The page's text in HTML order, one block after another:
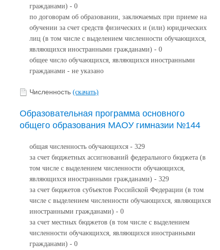
гражданами) - 0
по договорам об образовании, заключаемых при приеме на
обучении за счет средств физических и (или) юридических
лиц (в том числе с выделением численности обучающихся,
являющихся иностранными гражданами) - 0
общее число обучающихся, являющихся иностранными
гражданами - не указано
Численность (скачать)
Образовательная программа основного
общего образования МАОУ гимназии №144
общая численность обучающихся - 329
за счет бюджетных ассигнований федерального бюджета (в
том числе с выделением численности обучающихся,
являющихся иностранными гражданами) - 329
за счет бюджетов субъектов Российской Федерации (в том
числе с выделением численности обучающихся, являющихся
иностранными гражданами) - 0
за счет местных бюджетов (в том числе с выделением
численности обучающихся, являющихся иностранными
гражданами) - 0